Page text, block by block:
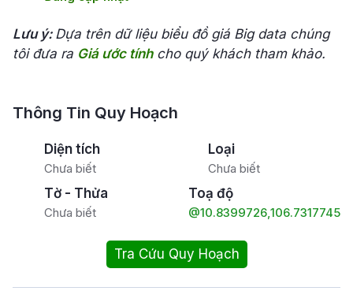
Lưu ý: Dựa trên dữ liệu biểu đồ giá Big data chúng
tôi đưa ra Giá ước tínhcho quý khách tham khảo.
Thông Tin Quy Hoạch
Diện tích
Chưa biết
Loại
Chưa biết
Tờ - Thửa
Chưa biết
Toạ độ
@10.8399726,106.7317745
Tra Cứu Quy Hoạch